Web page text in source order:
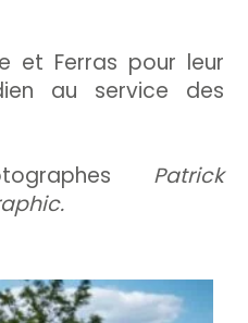
et Ferras pour leur
au service des
Patrick